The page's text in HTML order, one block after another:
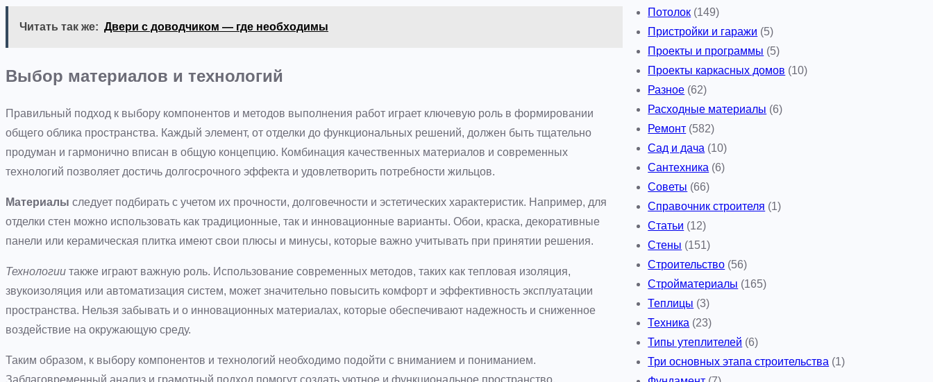
Читать так же: Двери с доводчиком — где необходимы
Выбор материалов и технологий
Правильный подход к выбору компонентов и методов выполнения работ играет ключевую роль в формировании
общего облика пространства. Каждый элемент, от отделки до функциональных решений, должен быть тщательно
продуман и гармонично вписан в общую концепцию. Комбинация качественных материалов и современных
технологий позволяет достичь долгосрочного эффекта и удовлетворить потребности жильцов.
Материалы следует подбирать с учетом их прочности, долговечности и эстетических характеристик. Например, для
отделки стен можно использовать как традиционные, так и инновационные варианты. Обои, краска, декоративные
панели или керамическая плитка имеют свои плюсы и минусы, которые важно учитывать при принятии решения.
Технологии также играют важную роль. Использование современных методов, таких как тепловая изоляция,
звукоизоляция или автоматизация систем, может значительно повысить комфорт и эффективность эксплуатации
пространства. Нельзя забывать и о инновационных материалах, которые обеспечивают надежность и сниженное
воздействие на окружающую среду.
Таким образом, к выбору компонентов и технологий необходимо подойти с вниманием и пониманием.
Заблаговременный анализ и грамотный подход помогут создать уютное и функциональное пространство,
Потолок (149)
Пристройки и гаражи (5)
Проекты и программы (5)
Проекты каркасных домов (10)
Разное (62)
Расходные материалы (6)
Ремонт (582)
Сад и дача (10)
Сантехника (6)
Советы (66)
Справочник строителя (1)
Статьи (12)
Стены (151)
Строительство (56)
Стройматериалы (165)
Теплицы (3)
Техника (23)
Типы утеплителей (6)
Три основных этапа строительства (1)